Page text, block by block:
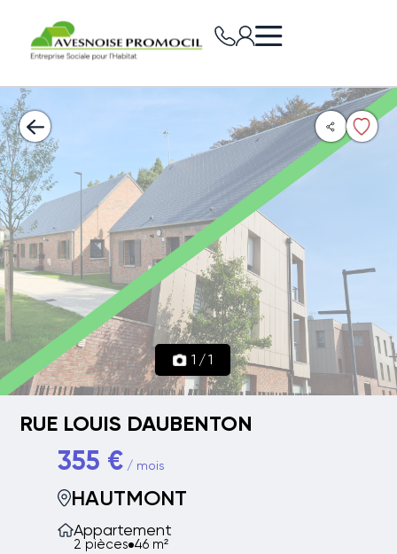
1 /1
RUE LOUIS DAUBENTON
355 €/ mois
HAUTMONT
Appartement
2 pièces 46 m²